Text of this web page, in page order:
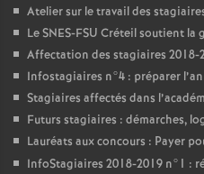
Atelier sur le travail des
LeSNES-FSU Créteil soutient la
Affectation des stagiaires 2018-
Infostagiaires n°4 : préparer
Stagiaires affectés dans
Futurs stagiaires : démarches,
Lauréats aux concours : Payer
InfoStagiaires 2018-2019 n°1 :